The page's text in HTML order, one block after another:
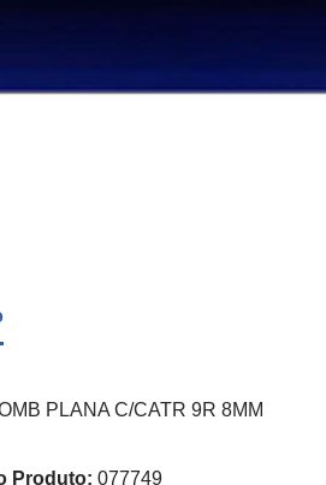
PLANA C/CATR 9R 8MM
Produto: 077749